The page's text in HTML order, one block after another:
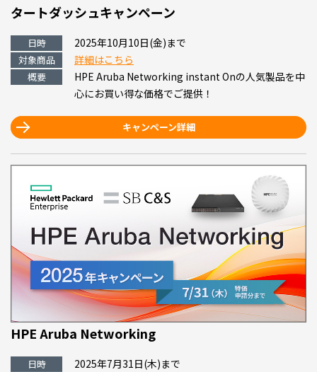
タートダッシュキャンペーン
日時 2025年10月10日(金)まで
対象商品 詳細はこちら
概要
HPE Aruba Networking instant Onの人気製品を中
心にお買い得な価格でご提供！
キャンペーン詳細
HPE Aruba Networking
日時 2025年7月31日(木)まで